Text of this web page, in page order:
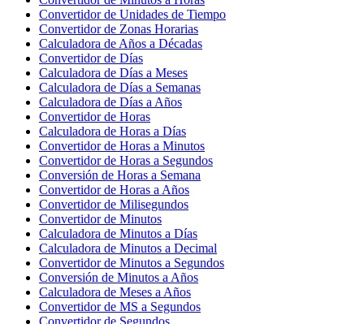
Convertidor de Unidades de Tiempo
Convertidor de Zonas Horarias
Calculadora de Años a Décadas
Convertidor de Días
Calculadora de Días a Meses
Calculadora de Días a Semanas
Calculadora de Días a Años
Convertidor de Horas
Calculadora de Horas a Días
Convertidor de Horas a Minutos
Convertidor de Horas a Segundos
Conversión de Horas a Semana
Convertidor de Horas a Años
Convertidor de Milisegundos
Convertidor de Minutos
Calculadora de Minutos a Días
Calculadora de Minutos a Decimal
Convertidor de Minutos a Segundos
Conversión de Minutos a Años
Calculadora de Meses a Años
Convertidor de MS a Segundos
Convertidor de Segundos